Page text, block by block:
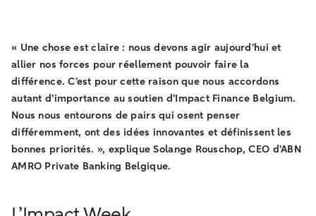
« Une chose est claire : nous devons agir aujourd’hui et
allier nos forces pour réellement pouvoir faire la
différence. C’est pour cette raison que nous accordons
autant d’importance au soutien d’Impact Finance Belgium.
Nous nous entourons de pairs qui osent penser
différemment, ont des idées innovantes et définissent les
bonnes priorités. », explique Solange Rouschop, CEO d’ABN
AMRO Private Banking Belgique.